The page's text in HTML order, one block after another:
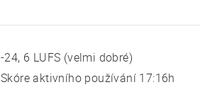
-24, 6 LUFS (velmi dobré)
Skóre aktivního používání 17:16h